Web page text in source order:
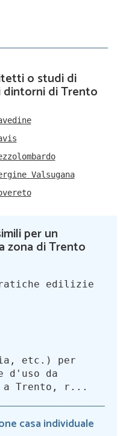
o studi di
di Trento
Valsugana
per un
zona di Trento
edilizie
etc.) per
d'uso da
a Trento, r...
casa individuale